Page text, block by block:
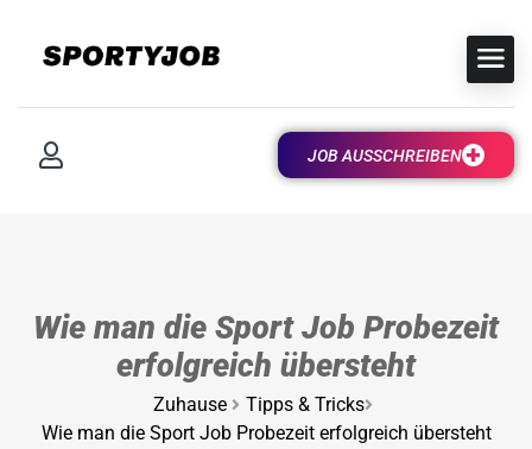
JOB AUSSCHREIBEN
Wie man die Sport Job Probezeit
erfolgreich übersteht
Zuhause
Tipps & Tricks
Wie man die Sport Job Probezeit erfolgreich übersteht